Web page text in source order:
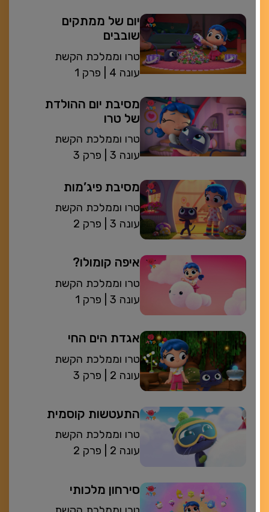
יום של ממתקים
שובבים
טרו וממלכת הקשת
פרק 1
| עונה 4
מסיבת יום ההולדת
של טרו
טרו וממלכת הקשת
פרק 3
| עונה 3
מסיבת פיג’מות
טרו וממלכת הקשת
פרק 2
| עונה 3
איפה קומולו?
טרו וממלכת הקשת
פרק 1
| עונה 3
אגדת הים החי
טרו וממלכת הקשת
פרק 3
| עונה 2
התעטשות קוסמית
טרו וממלכת הקשת
פרק 2
| עונה 2
סירחון מלכותי